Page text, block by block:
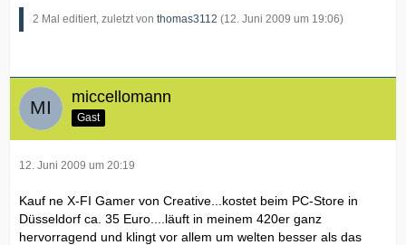
2 Mal editiert, zuletzt von thomas3112 (12. Juni 2009 um 19:06)
miccellomann
Gast
12. Juni 2009 um 20:19
Kauf ne X-FI Gamer von Creative...kostet beim PC-Store in
Düsseldorf ca. 35 Euro....läuft in meinem 420er ganz
hervorragend und klingt vor allem um welten besser als das